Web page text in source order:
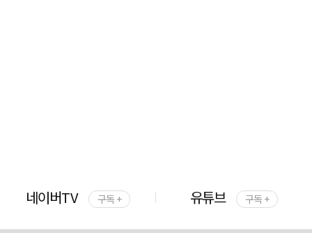
네이버TV 구독 + 유튜브 구독 +